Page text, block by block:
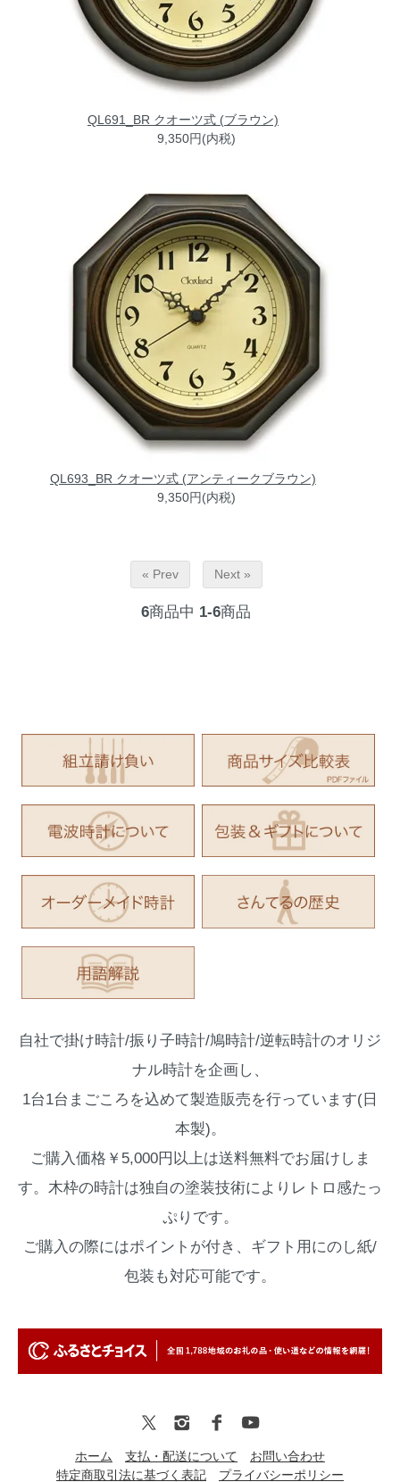
QL691_BR クオーツ式 (ブラウン)
9,350円(内税)
QL693_BR クオーツ式 (アンティークブラウン)
9,350円(内税)
« Prev Next »
6商品中 1-6商品
自社で掛け時計/振り子時計/鳩時計/逆転時計のオリジ
ナル時計を企画し、
1台1台まごころを込めて製造販売を行っています(日
本製)。
ご購入価格￥5,000円以上は送料無料でお届けしま
す。木枠の時計は独自の塗装技術によりレトロ感たっ
ぷりです。
ご購入の際にはポイントが付き、ギフト用にのし紙/
包装も対応可能です。
ホーム 支払・配送について
お問い合わせ
特定商取引法に基づく表記
プライバシーポリシー